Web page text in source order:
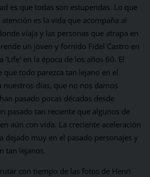
es que todas son estupendas. Lo que
es la vida que acompaña al
viaja y las personas que atrapa en
un joven y fornido Fidel Castro en
'Life' en la época de los años 60. El
que todo parezca tan lejano en el
días, que no nos damos
pasado pocas décadas desde
pasado tan reciente que algunos de
aún con vida. La creciente aceleración
dejado muy en el pasado personajes y
tan lejanos.
con tiempo de las fotos de Henri